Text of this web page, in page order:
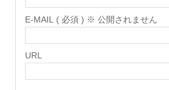
E-MAIL ( 必須 ) ※ 公開されません
URL